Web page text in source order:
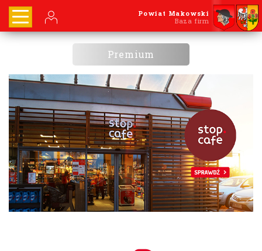
Powiat Makowski
Baza firm
Premium